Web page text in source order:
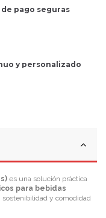
pago seguras
y personalizado
es una solución práctica
para bebidas
sostenibilidad y comodidad